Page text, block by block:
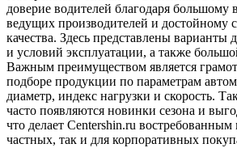
доверие водителей благодаря большому
ведущих производителей и
качества. Здесь представлены варианты
и условий эксплуатации, а также
Важным преимуществом является
подборе продукции по параметрам
диаметр, индекс нагрузки и скорость.
часто появляются новинки сезона и
что делает Centershin.ru востребованным
частных, так и для корпоративных